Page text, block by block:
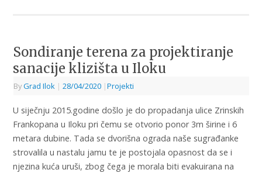
Sondiranje terena za projektiranje
sanacije klizišta u Iloku
ByGrad Ilok | 28/04/2020 |Projekti
U siječnju 2015.godine došlo je do propadanja ulice Zrinskih
Frankopana u Iloku pri čemu se otvorio ponor 3m širine i 6
metara dubine. Tada se dvorišna ograda naše sugrađanke
strovalila u nastalu jamu te je postojala opasnost da se i
njezina kuća uruši, zbog čega je morala biti evakuirana na